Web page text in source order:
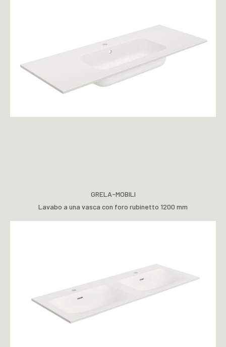
GRELA-MOBILI
Lavabo a una vasca con foro rubinetto 1200 mm